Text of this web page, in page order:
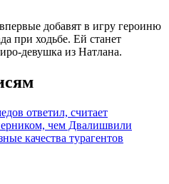
добавят в игру героиню
при ходьбе. Ей станет
девушка из Натлана.
ответил, считает
чем Двалишвили
качества турагентов